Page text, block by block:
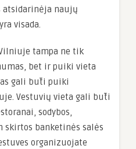
atsidarinėja naujų
visada.
tampa ne tik
bet ir puiki vieta
gali būti puiki
Vestuvių vieta gali būti
sodybos,
skirtos banketinės salės
organizuojate